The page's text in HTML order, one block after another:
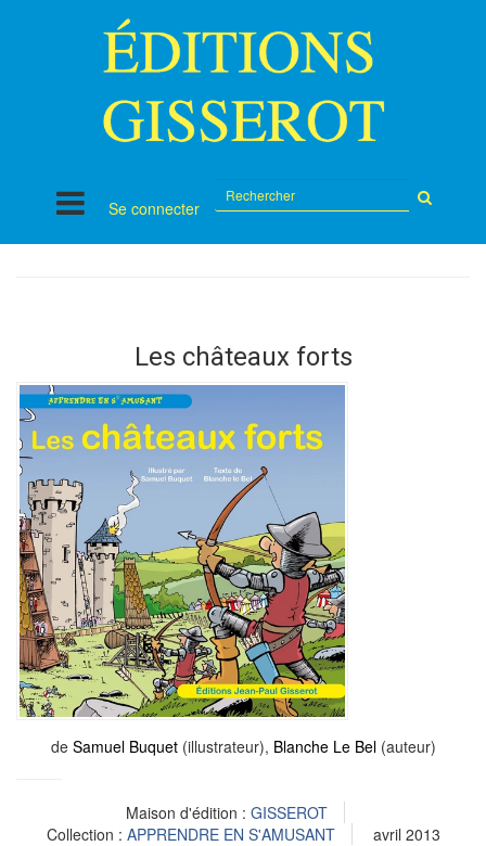
Se connecter
sur
Les châteaux forts
de Samuel Buquet(illustrateur), Blanche Le Bel(auteur)
Maison d'édition : GISSEROT
Collection : APPRENDRE EN S'AMUSANT avril 2013